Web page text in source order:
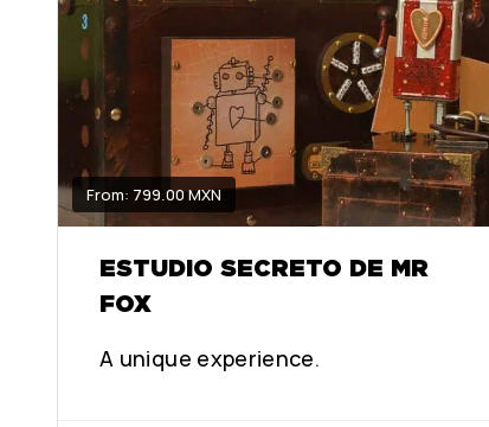
From: 799.00 MXN
ESTUDIO SECRETO DE MR
FOX
A unique experience.